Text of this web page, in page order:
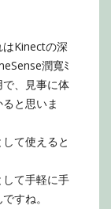
Kinectの深
潤寬ﾐ
、見事に体
と思いま
て使えると
て手軽に手
すね。